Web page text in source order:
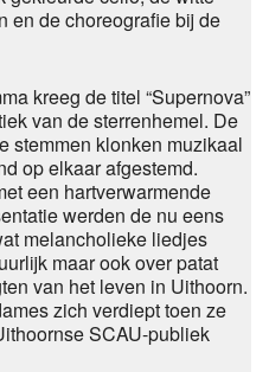
en de choreografie bij de
kreeg de titel “Supernova”
van de sterrenhemel. De
stemmen klonken muzikaal
op elkaar afgestemd.
een hartverwarmende
werden de nu eens
melancholieke liedjes
maar ook over patat
van het leven in Uithoorn.
zich verdiept toen ze
SCAU-publiek